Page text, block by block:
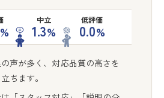
%
中立
1.3%
低評価
0.0%
声が多く、対応品質の高さを
ちます。